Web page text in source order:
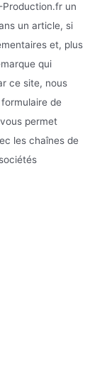
Production.fr un
un article, si
et, plus
qui
ce site, nous
de
permet
les chaînes de